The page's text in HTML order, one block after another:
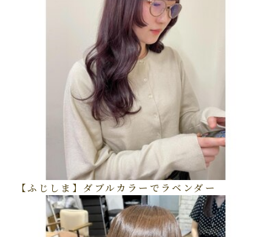
【ふじしま】ダブルカラーでラベンダー